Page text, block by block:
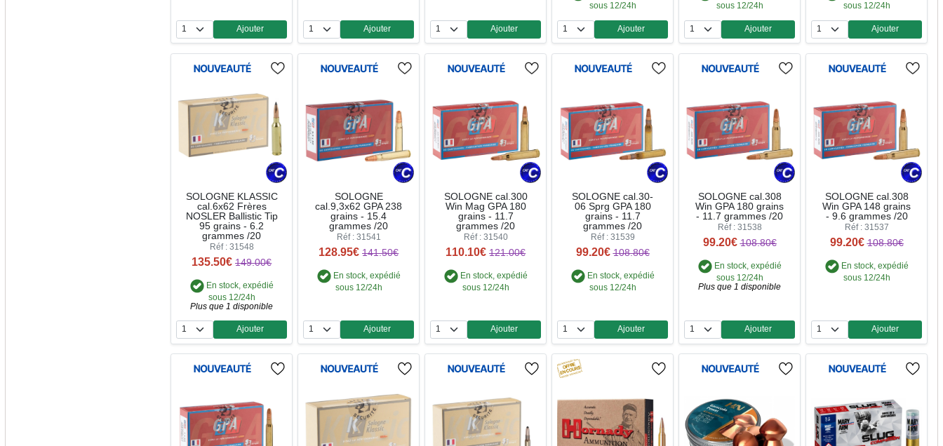
Quantité
Ajouter
Quantité
Ajouter
Quantité
Ajouter
sous 12/24h
Quantité
Ajouter
sous 12/24h
Quantité
Ajouter
sous 12/24h
Quantité
Ajouter
SOLOGNE KLASSIC
cal.6x62 Frères
NOSLER Ballistic Tip
95 grains - 6.2
grammes /20
Réf : 31548
135.50€ 149.00€
En stock, expédié
sous 12/24h
Plus que 1 disponible
Quantité
Ajouter
SOLOGNE
cal.9,3x62 GPA 238
grains - 15.4
grammes /20
Réf : 31541
128.95€ 141.50€
En stock, expédié
sous 12/24h
Quantité
Ajouter
SOLOGNE cal.300
Win Mag GPA 180
grains - 11.7
grammes /20
Réf : 31540
110.10€ 121.00€
En stock, expédié
sous 12/24h
Quantité
Ajouter
SOLOGNE cal.30-
06 Sprg GPA 180
grains - 11.7
grammes /20
Réf : 31539
99.20€ 108.80€
En stock, expédié
sous 12/24h
Quantité
Ajouter
SOLOGNE cal.308
Win GPA 180 grains
- 11.7 grammes /20
Réf : 31538
99.20€ 108.80€
En stock, expédié
sous 12/24h
Plus que 1 disponible
Quantité
Ajouter
SOLOGNE cal.308
Win GPA 148 grains
- 9.6 grammes /20
Réf : 31537
99.20€ 108.80€
En stock, expédié
sous 12/24h
Quantité
Ajouter